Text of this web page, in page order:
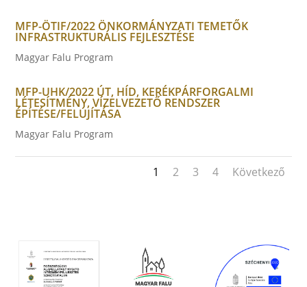
MFP-ÖTIF/2022 ÖNKORMÁNYZATI TEMETŐK
INFRASTRUKTURÁLIS FEJLESZTÉSE
Magyar Falu Program
MFP-UHK/2022 ÚT, HÍD, KERÉKPÁRFORGALMI
LÉTESÍTMÉNY, VÍZELVEZETŐ RENDSZER
ÉPÍTÉSE/FELÚJÍTÁSA
Magyar Falu Program
1 2 3 4 Következő